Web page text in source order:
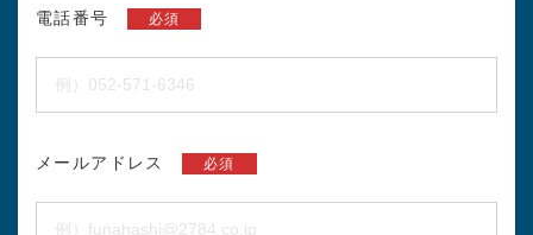
電話番号 必須
メールアドレス 必須